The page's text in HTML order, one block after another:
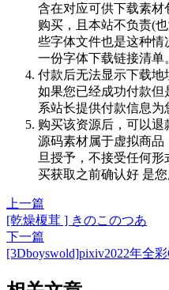
含在对应可供下载素
购买，且本站不负责(
些字体文件也是这种
一份字体下载链接清单
付款后无法显示下载地
如果您已经成功付款但
系站长提供付款信息为
购买该资源后，可以退
源码素材属于虚拟商品
旦授予，不接受任何
买获取之前确认好 是
上一篇
[乾燥榎茸 ] きのこのつあ
下一篇
[3Dboyswold]pixiv2022年全